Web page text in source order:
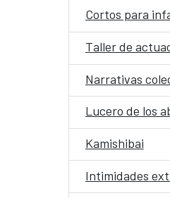
Cortos para
Taller de
Narrativas
Lucero de los
Kamishibai
Intimidades